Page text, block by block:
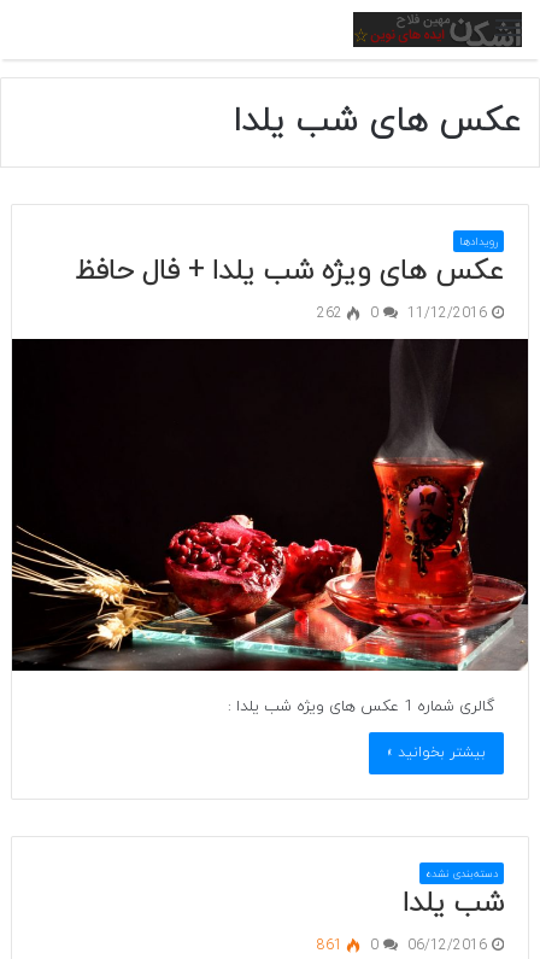
منو
عکس های شب یلدا
رویدادها
عکس های ویژه شب یلدا + فال حافظ
11/12/2016
0
262
گالری شماره 1 عکس های ویژه شب یلدا :
بیشتر بخوانید »
دسته‌بندی نشده
شب یلدا
06/12/2016
0
861